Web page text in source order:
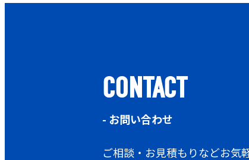
CONTACT
- お問い合わせ
ご相談・お見積もりなどお気